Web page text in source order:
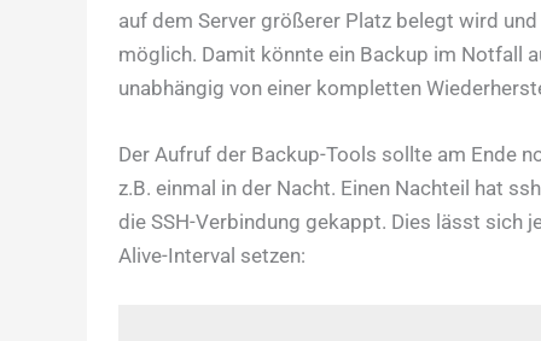
auf dem Server größerer Platz belegt wird
möglich. Damit könnte ein Backup im Notfall
unabhängig von einer kompletten
Der Aufruf der Backup-Tools sollte am Ende
z.B. einmal in der Nacht. Einen Nachteil hat
die SSH-Verbindung gekappt. Dies lässt sich
Alive-Interval setzen: